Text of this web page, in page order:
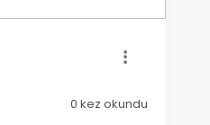
0 kez okundu